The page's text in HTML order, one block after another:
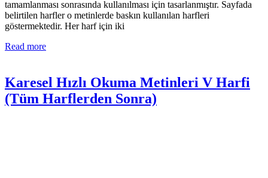
tamamlanması sonrasında kullanılması için tasarlanmıştır. Sayfada
belirtilen harfler o metinlerde baskın kullanılan harfleri
göstermektedir. Her harf için iki
Read more
Karesel Hızlı Okuma Metinleri V Harfi
(Tüm Harflerden Sonra)